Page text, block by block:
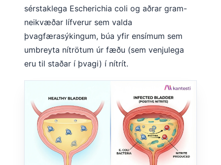
sérstaklega Escherichia coli og aðrar gram-
neikvæðar lífverur sem valda
þvagfærasýkingum, búa yfir ensímum sem
umbreyta nítrötum úr fæðu (sem venjulega
eru til staðar í þvagi) í nítrít.